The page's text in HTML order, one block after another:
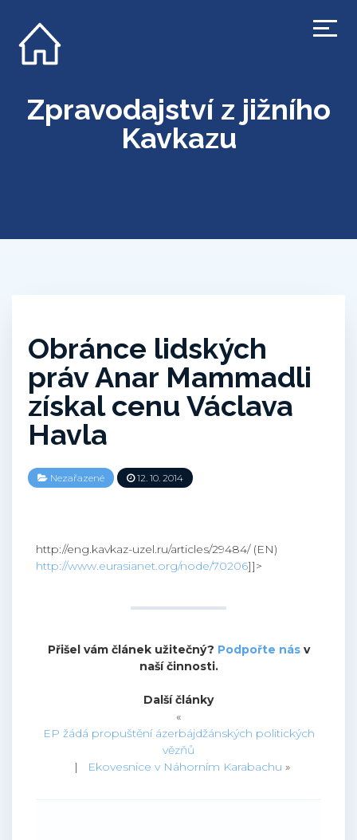
Zpravodajství z jižního
Kavkazu
Obránce lidských
práv Anar Mammadli
získal cenu Václava
Havla
Nezařazené 12. 10. 2014
http://eng.kavkaz-uzel.ru/articles/29484/ (EN)
http://www.eurasianet.org/node/70206]]>
Přišel vám článek užitečný? Podpořte násv
naší činnosti.
Další články
«
EP žádá propuštění ázerbájdžánských politických
vězňů
|
Ekovesnice v Náhorním Karabachu »